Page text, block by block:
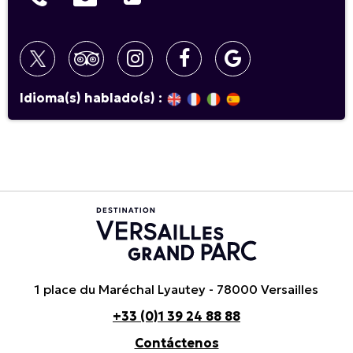
Idioma(s) hablado(s) :
1 place du Maréchal Lyautey - 78000 Versailles
+33 (0)1 39 24 88 88
Contáctenos